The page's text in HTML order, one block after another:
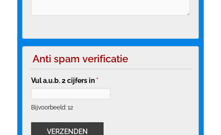
Anti spam verificatie
Vul a.u.b. 2 cijfers in *
Bijvoorbeeld: 12